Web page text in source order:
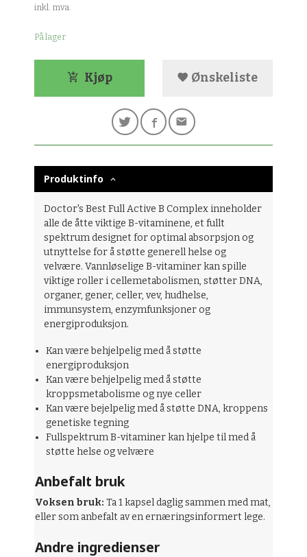
inkl. mva.
På lager
Kjøp Ønskeliste
Produktinfo
Doctor's Best Full Active B Complex inneholder
alle de åtte viktige B-vitaminene, et fullt
spektrum designet for optimal absorpsjon og
utnyttelse for å støtte generell helse og
velvære. Vannløselige B-vitaminer kan spille
viktige roller i cellemetabolismen, støtter DNA,
organer, gener, celler, vev, hudhelse,
immunsystem, enzymfunksjoner og
energiproduksjon.
Kan være behjelpelig med å støtte
energiproduksjon
Kan være behjelpelig med å støtte
kroppsmetabolisme og nye celler
Kan være bejelpelig med å støtte DNA, kroppens
genetiske tegning
Fullspektrum B-vitaminer kan hjelpe til med å
støtte helse og velvære
Anbefalt bruk
Voksen bruk: Ta 1 kapsel daglig sammen med mat,
eller som anbefalt av en ernæringsinformert lege.
Andre ingredienser